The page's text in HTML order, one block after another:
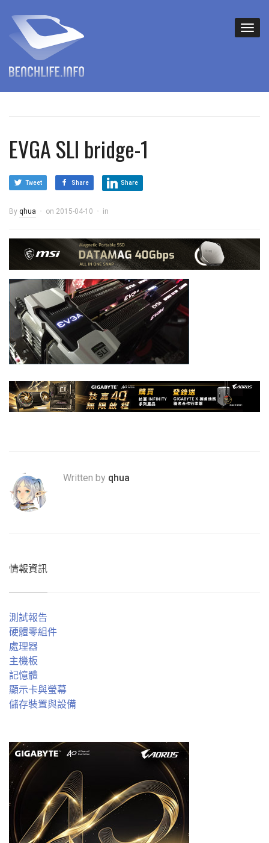
EVGA SLI bridge-1
Tweet Share Share
By qhua on 2015-04-10 in
Written by qhua
情報資訊
測試報告
硬體零組件
處理器
主機板
記憶體
顯示卡與螢幕
儲存裝置與設備